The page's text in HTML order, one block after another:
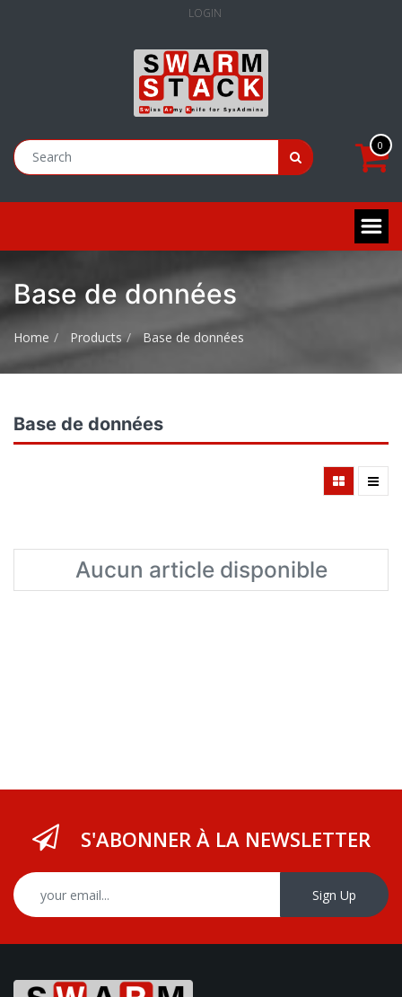
LOGIN
0
Base de données
Home Products Base de données
Base de données
Aucun article disponible
S'ABONNER À LA NEWSLETTER
Sign Up